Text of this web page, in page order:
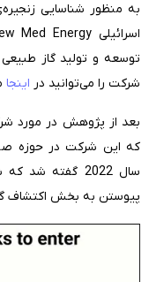
به منظور شناسایی
توسعه و تولید گاز
شرکت را می‌توانید در اینجا
که این شرکت در حوزه
پیوستن به بخش اکتشاف